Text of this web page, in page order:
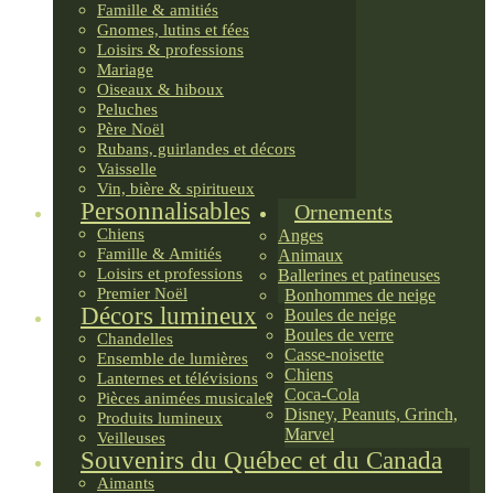
Famille & amitiés
Gnomes, lutins et fées
Loisirs & professions
Mariage
Oiseaux & hiboux
Peluches
Père Noël
Rubans, guirlandes et décors
Vaisselle
Vin, bière & spiritueux
Personnalisables
Chiens
Famille & Amitiés
Loisirs et professions
Premier Noël
Décors lumineux
Chandelles
Ensemble de lumières
Lanternes et télévisions
Pièces animées musicales
Produits lumineux
Veilleuses
Souvenirs du Québec et du Canada
Aimants
Ornements
Anges
Animaux
Ballerines et patineuses
Bonhommes de neige
Boules de neige
Boules de verre
Casse-noisette
Chiens
Coca-Cola
Disney, Peanuts, Grinch,
Marvel